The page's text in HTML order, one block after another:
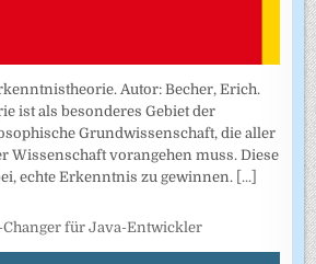
Autor: Becher, Erich.
ist als besonderes Gebiet der
Grundwissenschaft, die aller
Wissenschaft vorangehen muss. Diese
echte Erkenntnis zu gewinnen. [...]
Changer für Java-Entwickler